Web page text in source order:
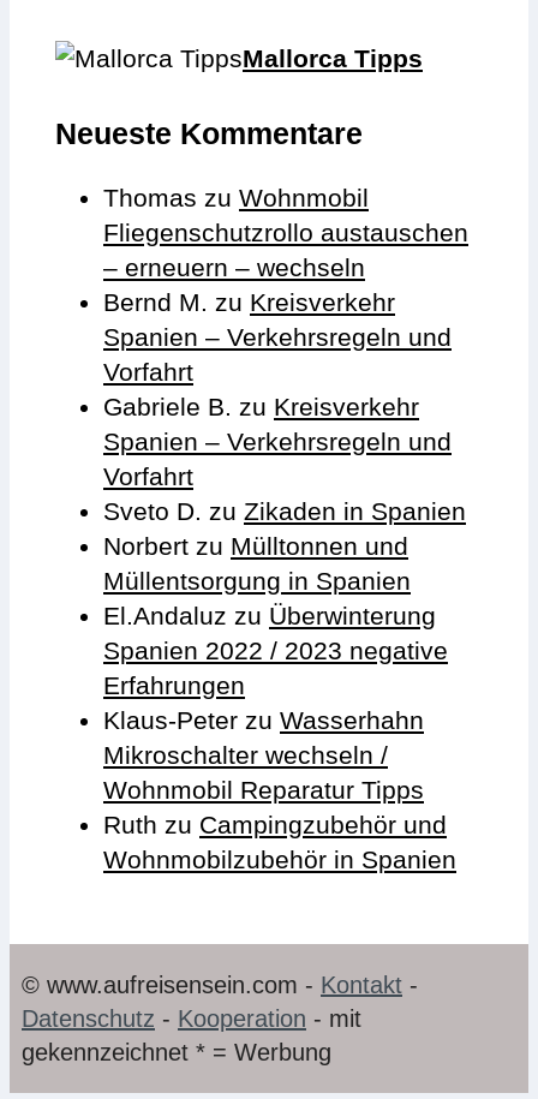
Mallorca Tipps
Neueste Kommentare
Thomas zu Wohnmobil
Fliegenschutzrollo austauschen
– erneuern – wechseln
Bernd M. zu Kreisverkehr
Spanien – Verkehrsregeln und
Vorfahrt
Gabriele B. zu Kreisverkehr
Spanien – Verkehrsregeln und
Vorfahrt
Sveto D. zu Zikaden in Spanien
Norbert zu Mülltonnen und
Müllentsorgung in Spanien
El.Andaluz zu Überwinterung
Spanien 2022 / 2023 negative
Erfahrungen
Klaus-Peter zu Wasserhahn
Mikroschalter wechseln /
Wohnmobil Reparatur Tipps
Ruth zu Campingzubehör und
Wohnmobilzubehör in Spanien
© www.aufreisensein.com - Kontakt -
Datenschutz - Kooperation - mit
gekennzeichnet * = Werbung